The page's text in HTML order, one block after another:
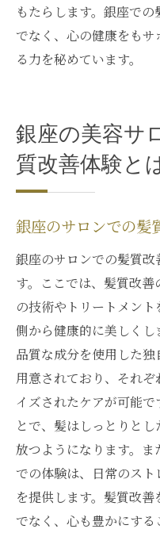
もたらします。銀座で
でなく、心の健康をも
る力を秘めています。
銀座の美容サ
質改善体験と
銀座のサロンでの髪
銀座のサロンでの髪質
す。ここでは、髪質改
の技術やトリートメン
側から健康的に美しく
品質な成分を使用した
用意されており、それ
イズされたケアが可能
とで、髪はしっとりと
放つようになります。
での体験は、日常のス
を提供します。髪質改
でなく、心も豊かにする